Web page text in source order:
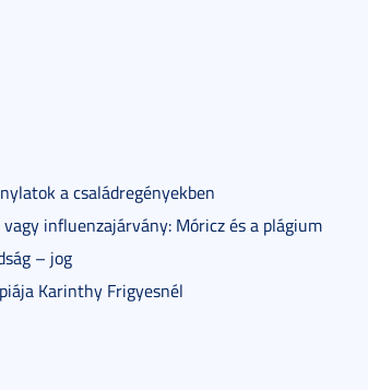
a családregényekben
vagy influenzajárvány: Móricz és a plágium
– jog
Karinthy Frigyesnél